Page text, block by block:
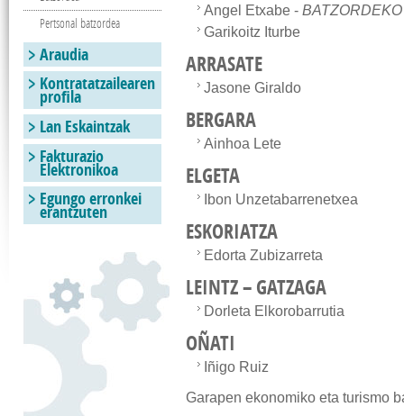
Angel Etxabe -
Garikoitz Iturbe
ARRASATE
Jasone Giraldo
BERGARA
Ainhoa Lete
ELGETA
Ibon Unzetabarrenetxea
ESKORIATZA
Edorta Zubizarreta
LEINTZ – GATZAGA
Dorleta Elkorobarrutia
OÑATI
Iñigo Ruiz
Garapen ekonomiko eta turismo
Pertsonal batzordea
Araudia
Kontratatzailearen
profila
Lan Eskaintzak
Fakturazio
Elektronikoa
Egungo erronkei
erantzuten